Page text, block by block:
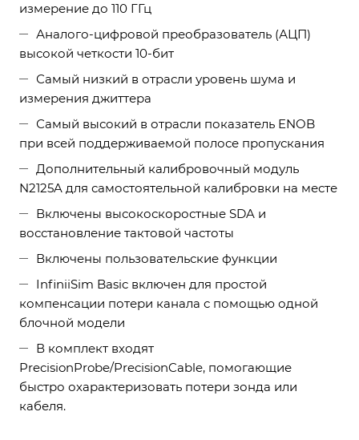
измерение до 110 ГГц
Аналого-цифровой преобразователь (АЦП)
высокой четкости 10-бит
Самый низкий в отрасли уровень шума и
измерения джиттера
Самый высокий в отрасли показатель ENOB
при всей поддерживаемой полосе пропускания
Дополнительный калибровочный модуль
N2125A для самостоятельной калибровки на месте
Включены высокоскоростные SDA и
восстановление тактовой частоты
Включены пользовательские функции
InfiniiSim Basic включен для простой
компенсации потери канала с помощью одной
блочной модели
В комплект входят
PrecisionProbe/PrecisionCable, помогающие
быстро охарактеризовать потери зонда или
кабеля.